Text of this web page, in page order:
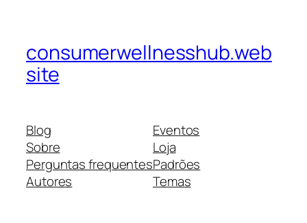
consumerwellnesshub.web
site
Blog
Sobre
Perguntas frequentes
Autores
Eventos
Loja
Padrões
Temas